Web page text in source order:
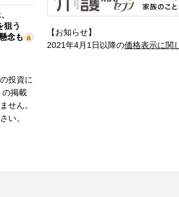
狙う
念も
投資に
の掲載
せん。
い。
【お知らせ】
2021年4月1日以降の価格表示に関